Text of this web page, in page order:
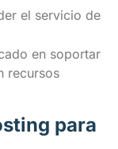
el servicio de
en soportar
recursos
para